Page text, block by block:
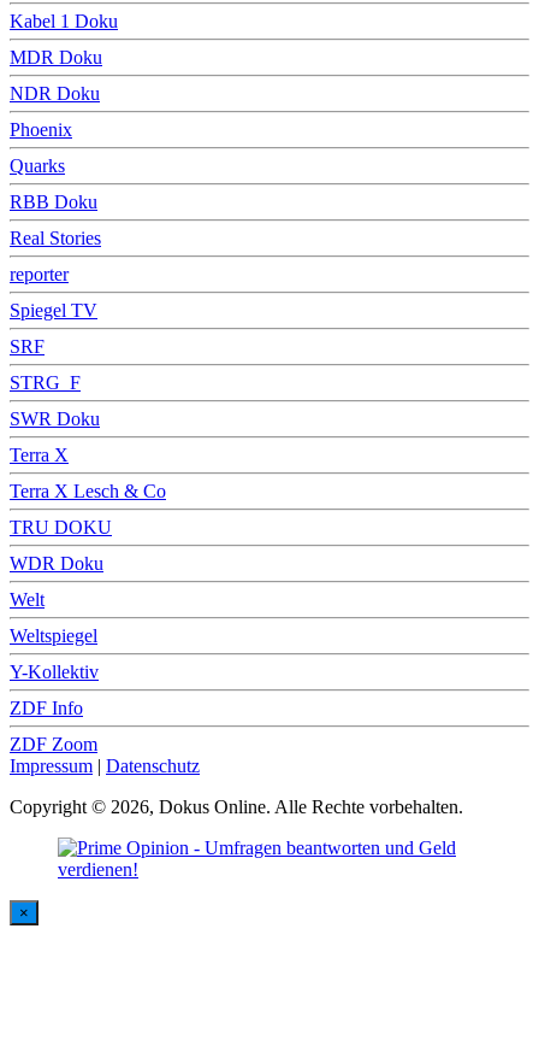
Kabel 1 Doku
MDR Doku
NDR Doku
Phoenix
Quarks
RBB Doku
Real Stories
reporter
Spiegel TV
SRF
STRG_F
SWR Doku
Terra X
Terra X Lesch & Co
TRU DOKU
WDR Doku
Welt
Weltspiegel
Y-Kollektiv
ZDF Info
ZDF Zoom
Impressum | Datenschutz
Copyright © 2026, Dokus Online. Alle Rechte vorbehalten.
×